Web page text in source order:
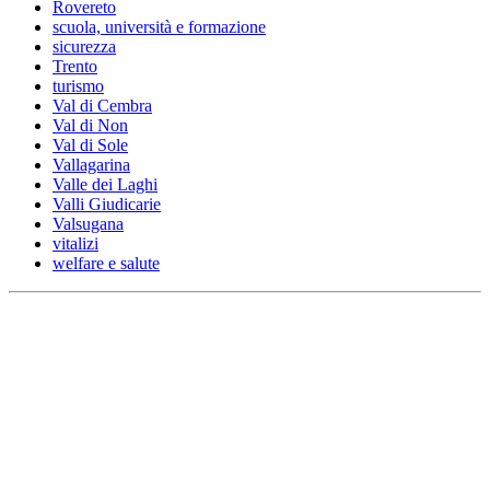
Rovereto
scuola, università e formazione
sicurezza
Trento
turismo
Val di Cembra
Val di Non
Val di Sole
Vallagarina
Valle dei Laghi
Valli Giudicarie
Valsugana
vitalizi
welfare e salute